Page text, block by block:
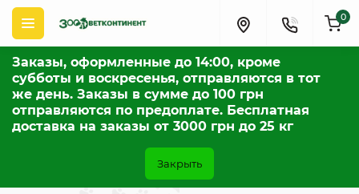
Заказы, оформленные до 14:00, кроме
субботы и воскресенья, отправляются в тот
же день. Заказы в сумме до 100 грн
отправляются по предоплате. Бесплатная
доставка на заказы от 3000 грн до 25 кг
Закрыть
0